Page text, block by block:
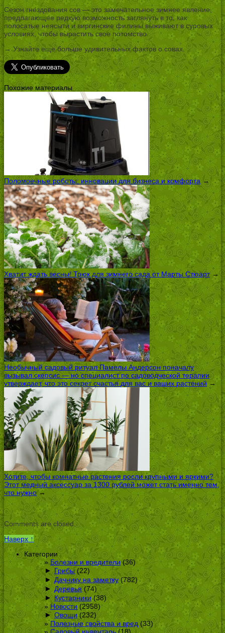
Сезон гнездования сов — это замечательное зимнее явление,
предлагающее редкую возможность заглянуть в то, как
полосатые неясыти и виргинские филины выживают в суровых
условиях, чтобы вырастить свое потомство.
→ Узнайте еще больше удивительных фактов о совах.
Похожие материалы
Поломоечные роботы: инновации для бизнеса и комфорта →
Хватит ждать весны! Трюк для зимнего сада от Марты Стюарт→
Необычный садовый ритуал Памелы Андерсон поначалу
вызывал скепсис — но специалист по садоводческой терапии
утверждает, что это секрет счастья для вас и ваших растений→
Хотите, чтобы комнатные растения росли крупными и яркими?
Этот медный аксессуар за 1300 рублей может стать именно тем,
что нужно→
Comments are closed.
Наверх ↑
Категории
Болезни и вредители(36)
► Грибы(22)
► Дачнику на заметку(782)
► Деревья(74)
► Кустарники(38)
Новости(2958)
► Овощи(232)
Полезные свойства и вред(33)